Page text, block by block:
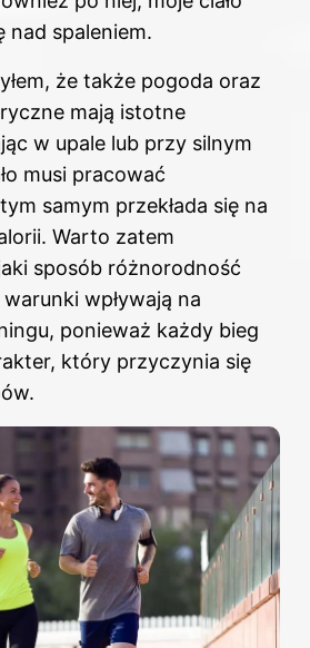
nad spaleniem.
że także pogoda oraz
mają istotne
w upale lub przy silnym
musi pracować
samym przekłada się na
Warto zatem
sposób różnorodność
wpływają na
ponieważ każdy bieg
który przyczynia się